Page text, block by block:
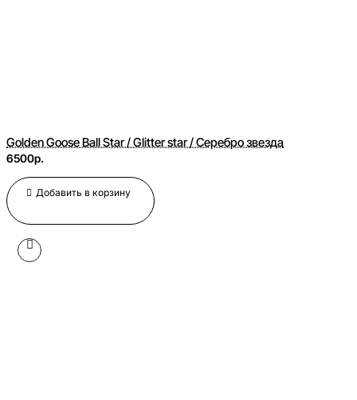
Golden Goose Ball Star / Glitter star / Серебро звезда
6500р.
Добавить в корзину